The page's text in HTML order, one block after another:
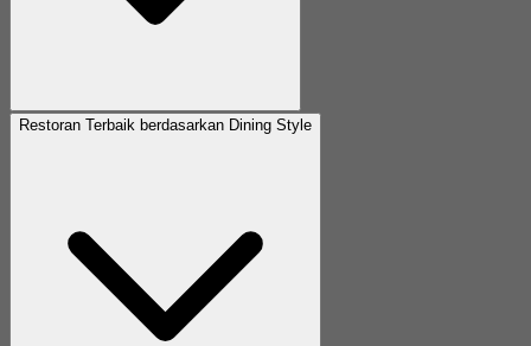
Restoran Terbaik berdasarkan Dining Style